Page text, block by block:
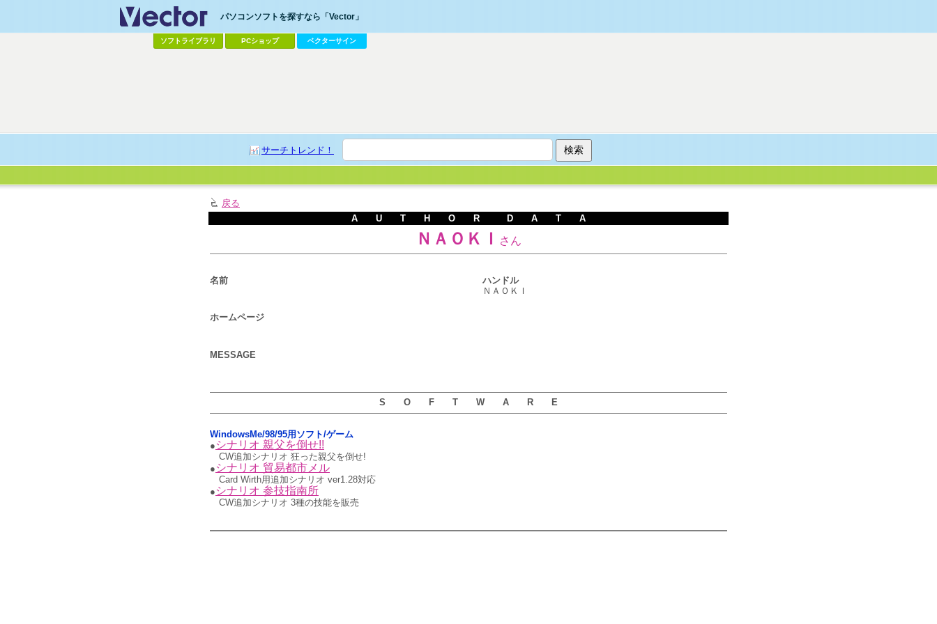
パソコンソフトを探すなら「Vector」
ソフトライブラリ PCショップ ベクターサイン
サーチトレンド！
戻る
A U T H O R D A T A
ＮＡＯＫＩ さん
名前
ハンドル
ＮＡＯＫＩ
ホームページ
MESSAGE
S O F T W A R E
WindowsMe/98/95用ソフト/ゲーム
● シナリオ 親父を倒せ!!
CW追加シナリオ 狂った親父を倒せ!
● シナリオ 貿易都市メル
Card Wirth用追加シナリオ ver1.28対応
● シナリオ 参技指南所
CW追加シナリオ 3種の技能を販売